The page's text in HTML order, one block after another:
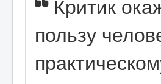
пользу